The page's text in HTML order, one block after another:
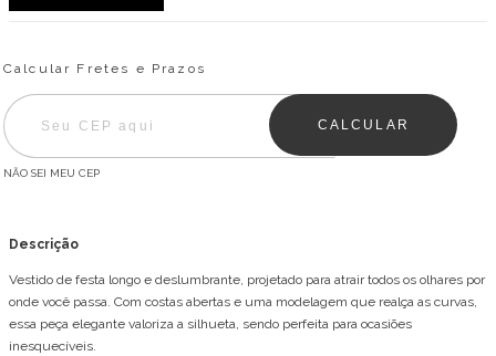
Entregas para o CEP:
Calcular Fretes e Prazos
CALCULAR
NÃO SEI MEU CEP
Descrição
Vestido de festa longo e deslumbrante, projetado para atrair todos os olhares por
onde você passa. Com costas abertas e uma modelagem que realça as curvas,
essa peça elegante valoriza a silhueta, sendo perfeita para ocasiões
inesquecíveis.